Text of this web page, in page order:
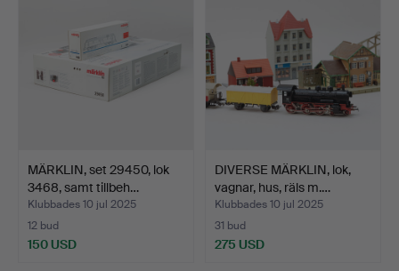
MÄRKLIN, set 29450, lok
3468, samt tillbeh…
Klubbades 10 jul 2025
12 bud
150 USD
DIVERSE MÄRKLIN, lok,
vagnar, hus, räls m.…
Klubbades 10 jul 2025
31 bud
275 USD